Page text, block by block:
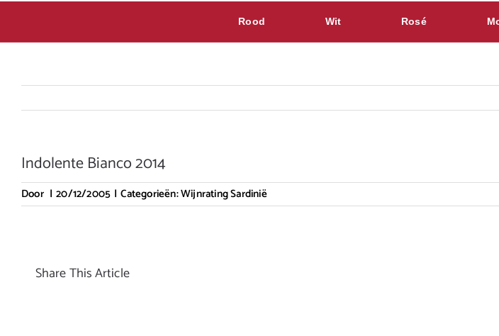
Rood Wit Rosé
Indolente Bianco 2014
Door | 20/12/2005 | Categorieën:Wijnrating Sardinië
Share This Article